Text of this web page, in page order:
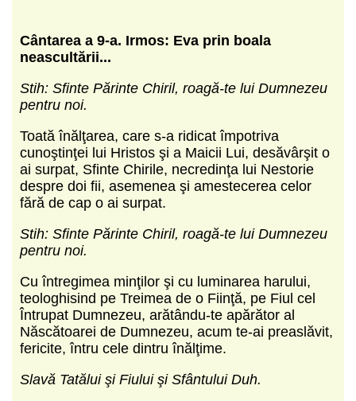
Cântarea a 9-a. Irmos: Eva prin boala
neascultării...
Stih: Sfinte Părinte Chiril, roagă-te lui Dumnezeu
pentru noi.
Toată înălţarea, care s-a ridicat împotriva
cunoştinţei lui Hristos şi a Maicii Lui, desăvârşit o
ai surpat, Sfinte Chirile, necredinţa lui Nestorie
despre doi fii, asemenea şi amestecerea celor
fără de cap o ai surpat.
Stih: Sfinte Părinte Chiril, roagă-te lui Dumnezeu
pentru noi.
Cu întregimea minţilor şi cu luminarea harului,
teologhisind pe Treimea de o Fiinţă, pe Fiul cel
Întrupat Dumnezeu, arătându-te apărător al
Născătoarei de Dumnezeu, acum te-ai preaslăvit,
fericite, întru cele dintru înălţime.
Slavă Tatălui şi Fiului şi Sfântului Duh.